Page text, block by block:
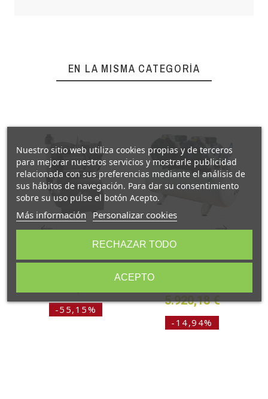
EN LA MISMA CATEGORÍA
-55,15%
5.920,18 €
-14,94%
Nuestro sitio web utiliza cookies propias y de terceros
para mejorar nuestros servicios y mostrarle publicidad
relacionada con sus preferencias mediante el análisis de
sus hábitos de navegación. Para dar su consentimiento
sobre su uso pulse el botón Acepto.
Más información Personalizar cookies
RECHAZAR TODO
ACEPTO